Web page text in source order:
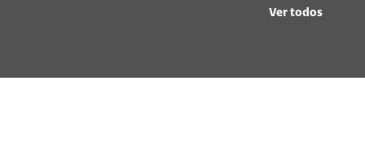
Ver todos